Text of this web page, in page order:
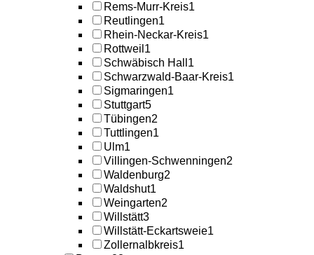
Rems-Murr-Kreis1
Reutlingen1
Rhein-Neckar-Kreis1
Rottweil 1
Schwäbisch Hall 1
Schwarzwald-Baar-Kreis1
Sigmaringen1
Stuttgart5
Tübingen2
Tuttlingen1
Ulm1
Villingen-Schwenningen2
Waldenburg2
Waldshut1
Weingarten2
Willstätt3
Willstätt-Eckartsweie1
Zollernalbkreis1